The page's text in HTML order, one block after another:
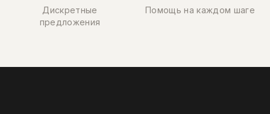
Дискретные
предложения
Помощь на каждом шаге